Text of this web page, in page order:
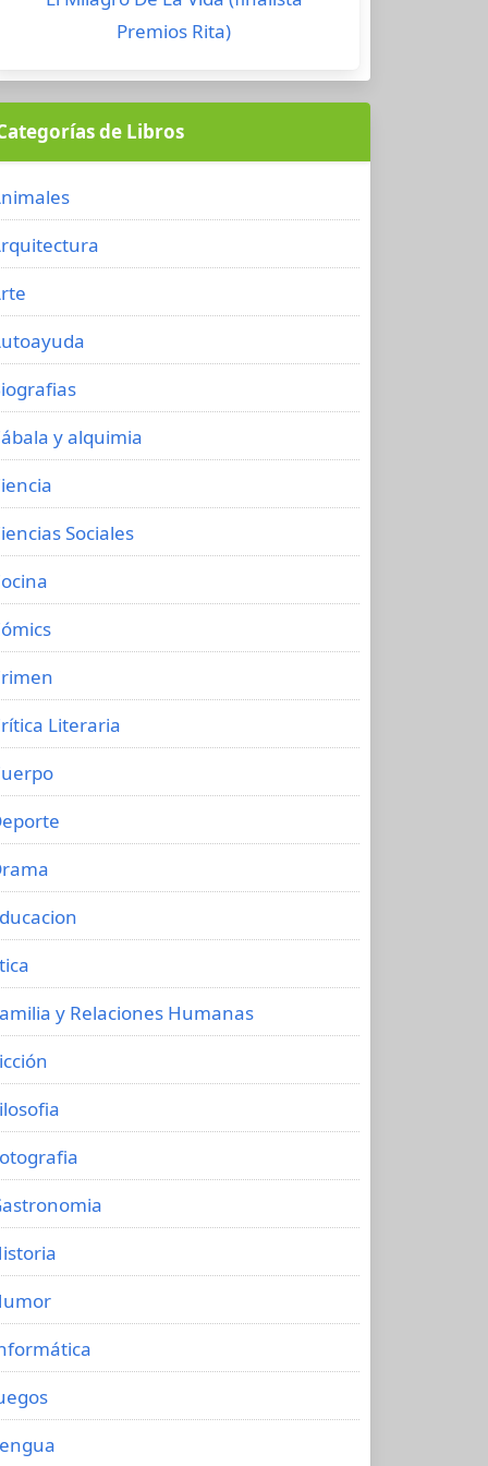
Premios Rita)
de Libros
y alquimia
Sociales
Literaria
y Relaciones Humanas